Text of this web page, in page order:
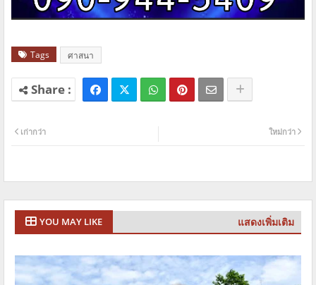
Tags ศาสนา
ใหม่กว่า
เก่ากว่า
YOU MAY LIKE แสดงเพิ่มเติม